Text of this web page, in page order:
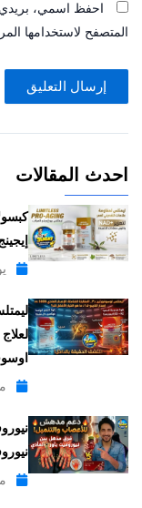
احفظ اسمي، بريدي
المتصفح لاستخدامها
احدث المقالات